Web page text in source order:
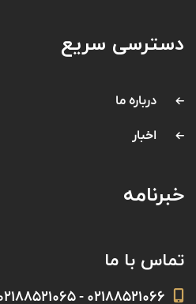
دسترسی سریع
درباره ما
اخبار
خبرنامه
تماس با ما
۰۲۱۸۸۵۲۱۰۶۶ - ۰۲۱۸۸۵۲۱۰۶۵